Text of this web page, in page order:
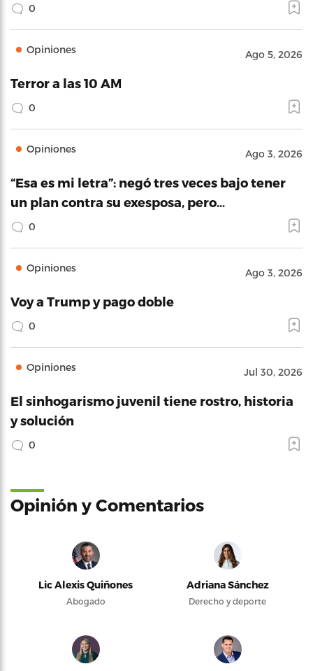
0
Opiniones Ago 5, 2026
Terror a las 10 AM
0
Opiniones Ago 3, 2026
“Esa es mi letra”: negó tres veces bajo tener
un plan contra su exesposa, pero…
0
Opiniones Ago 3, 2026
Voy a Trump y pago doble
0
Opiniones Jul 30, 2026
El sinhogarismo juvenil tiene rostro, historia
y solución
0
Opinión y Comentarios
Lic Alexis Quiñones
Abogado
Adriana Sánchez
Derecho y deporte